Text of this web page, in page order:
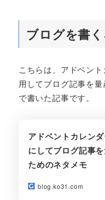
ブログを書
こちらは、アドベン
用してブログ記事を
で書いた記事です。
アドベントカレン
にしてブログ記事
ためのネタメモ
blog.ko31.com